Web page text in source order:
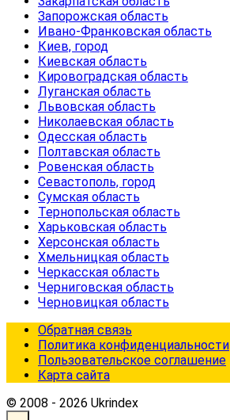
Запорожская область
Ивано-Франковская область
Киев, город
Киевская область
Кировоградская область
Луганская область
Львовская область
Николаевская область
Одесская область
Полтавская область
Ровенская область
Севастополь, город
Сумская область
Тернопольская область
Харьковская область
Херсонская область
Хмельницкая область
Черкасская область
Черниговская область
Черновицкая область
Обратная связь
Политика конфиденциальности
Пользовательское соглашение
Карта сайта
© 2008 - 2026 Ukrindex